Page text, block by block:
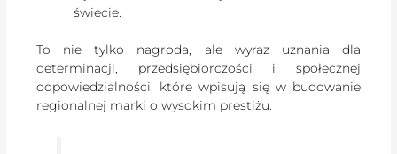
świecie.
To nie tylko nagroda, ale wyraz uznania dla
determinacji, przedsiębiorczości i społecznej
odpowiedzialności, które wpisują się w budowanie
regionalnej marki o wysokim prestiżu.